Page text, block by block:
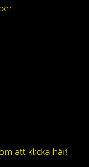
att klicka här!